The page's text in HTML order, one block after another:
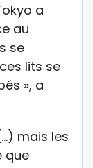
a
au
se
lits se
», a
mais les
que